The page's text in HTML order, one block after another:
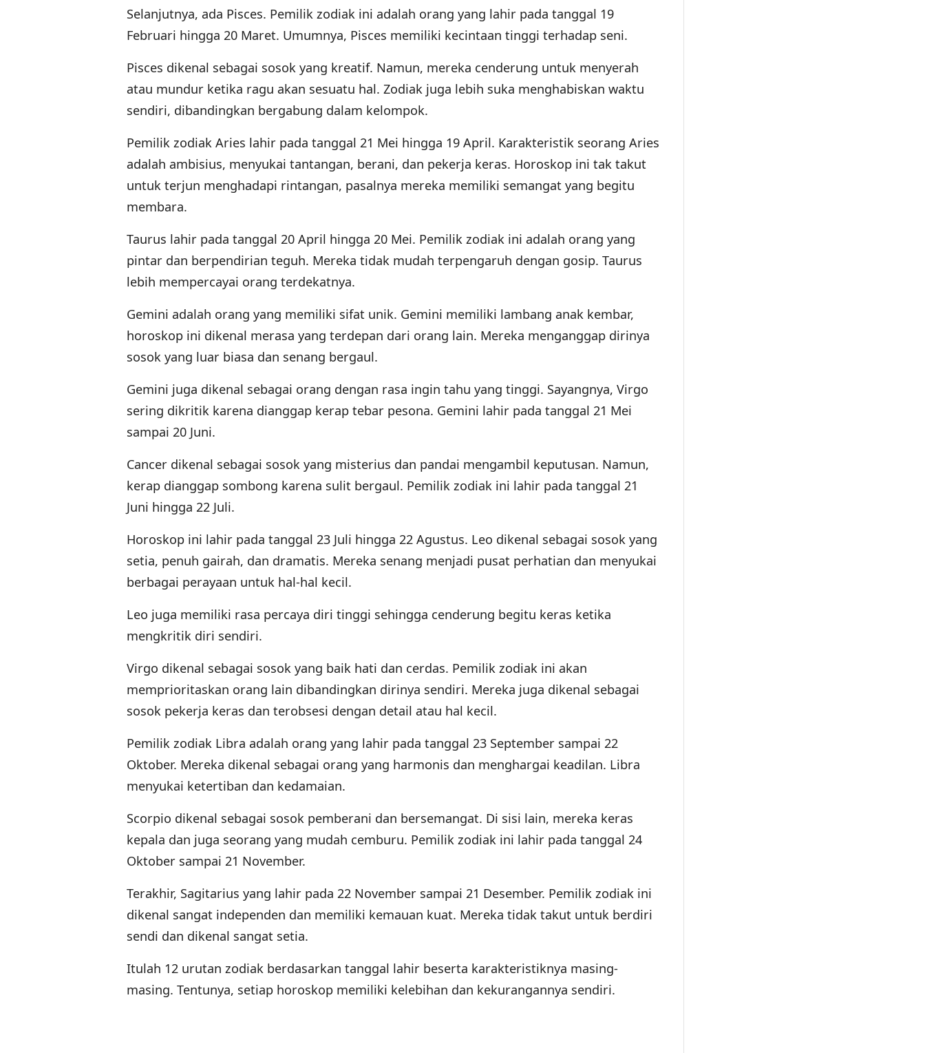
Selanjutnya, ada Pisces. Pemilik zodiak ini adalah orang yang lahir pada tanggal 19
Februari hingga 20 Maret. Umumnya, Pisces memiliki kecintaan tinggi terhadap seni.
Pisces dikenal sebagai sosok yang kreatif. Namun, mereka cenderung untuk menyerah
atau mundur ketika ragu akan sesuatu hal. Zodiak juga lebih suka menghabiskan waktu
sendiri, dibandingkan bergabung dalam kelompok.
Pemilik zodiak Aries lahir pada tanggal 21 Mei hingga 19 April. Karakteristik seorang Aries
adalah ambisius, menyukai tantangan, berani, dan pekerja keras. Horoskop ini tak takut
untuk terjun menghadapi rintangan, pasalnya mereka memiliki semangat yang begitu
membara.
Taurus lahir pada tanggal 20 April hingga 20 Mei. Pemilik zodiak ini adalah orang yang
pintar dan berpendirian teguh. Mereka tidak mudah terpengaruh dengan gosip. Taurus
lebih mempercayai orang terdekatnya.
Gemini adalah orang yang memiliki sifat unik. Gemini memiliki lambang anak kembar,
horoskop ini dikenal merasa yang terdepan dari orang lain. Mereka menganggap dirinya
sosok yang luar biasa dan senang bergaul.
Gemini juga dikenal sebagai orang dengan rasa ingin tahu yang tinggi. Sayangnya, Virgo
sering dikritik karena dianggap kerap tebar pesona. Gemini lahir pada tanggal 21 Mei
sampai 20 Juni.
Cancer dikenal sebagai sosok yang misterius dan pandai mengambil keputusan. Namun,
kerap dianggap sombong karena sulit bergaul. Pemilik zodiak ini lahir pada tanggal 21
Juni hingga 22 Juli.
Horoskop ini lahir pada tanggal 23 Juli hingga 22 Agustus. Leo dikenal sebagai sosok yang
setia, penuh gairah, dan dramatis. Mereka senang menjadi pusat perhatian dan menyukai
berbagai perayaan untuk hal-hal kecil.
Leo juga memiliki rasa percaya diri tinggi sehingga cenderung begitu keras ketika
mengkritik diri sendiri.
Virgo dikenal sebagai sosok yang baik hati dan cerdas. Pemilik zodiak ini akan
memprioritaskan orang lain dibandingkan dirinya sendiri. Mereka juga dikenal sebagai
sosok pekerja keras dan terobsesi dengan detail atau hal kecil.
Pemilik zodiak Libra adalah orang yang lahir pada tanggal 23 September sampai 22
Oktober. Mereka dikenal sebagai orang yang harmonis dan menghargai keadilan. Libra
menyukai ketertiban dan kedamaian.
Scorpio dikenal sebagai sosok pemberani dan bersemangat. Di sisi lain, mereka keras
kepala dan juga seorang yang mudah cemburu. Pemilik zodiak ini lahir pada tanggal 24
Oktober sampai 21 November.
Terakhir, Sagitarius yang lahir pada 22 November sampai 21 Desember. Pemilik zodiak ini
dikenal sangat independen dan memiliki kemauan kuat. Mereka tidak takut untuk berdiri
sendi dan dikenal sangat setia.
Itulah 12 urutan zodiak berdasarkan tanggal lahir beserta karakteristiknya masing-
masing. Tentunya, setiap horoskop memiliki kelebihan dan kekurangannya sendiri.